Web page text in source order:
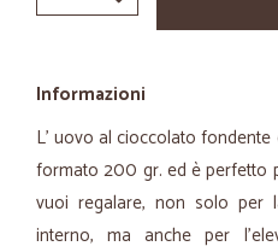
Informazioni
L’ uovo al cioccolato
formato 200 gr. ed è perfetto
vuoi regalare, non solo per
interno, ma anche per